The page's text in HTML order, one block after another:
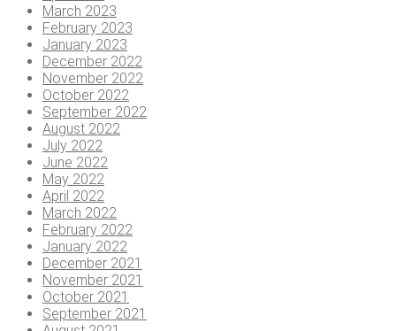
March 2023
February 2023
January 2023
December 2022
November 2022
October 2022
September 2022
August 2022
July 2022
June 2022
May 2022
April 2022
March 2022
February 2022
January 2022
December 2021
November 2021
October 2021
September 2021